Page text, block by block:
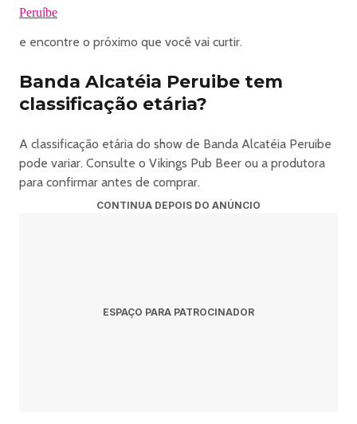
Peruíbe
e encontre o próximo que você vai curtir.
Banda Alcatéia Peruibe tem
classificação etária?
A classificação etária do show de Banda Alcatéia Peruibe
pode variar. Consulte o Vikings Pub Beer ou a produtora
para confirmar antes de comprar.
CONTINUA DEPOIS DO ANÚNCIO
ESPAÇO PARA PATROCINADOR